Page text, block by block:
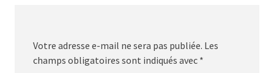
Votre adresse e-mail ne sera pas publiée. Les
champs obligatoires sont indiqués avec *